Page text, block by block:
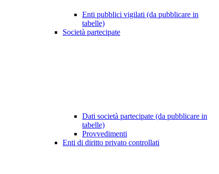
Enti pubblici vigilati (da pubblicare in
tabelle)
Società partecipate
Dati società partecipate (da pubblicare in
tabelle)
Provvedimenti
Enti di diritto privato controllati